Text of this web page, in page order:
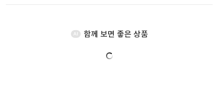
AI 함께 보면 좋은 상품